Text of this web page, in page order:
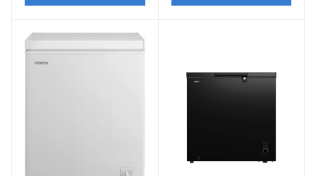
Крышка
Глухая